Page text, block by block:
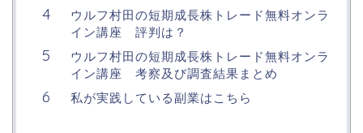
ウルフ村田の短期成長株トレード無料オンラ
イン講座 評判は？
ウルフ村田の短期成長株トレード無料オンラ
イン講座 考察及び調査結果まとめ
私が実践している副業はこちら